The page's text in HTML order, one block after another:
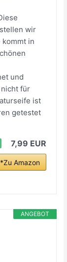
wir
kommt in
und
für
ist
getestet
7,99 EUR
*Zu Amazon
ANGEBOT